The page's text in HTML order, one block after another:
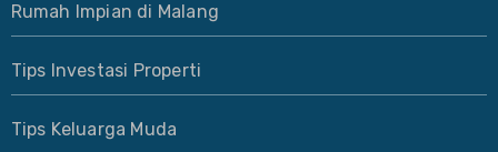
Rumah Impian di Malang
Tips Investasi Properti
Tips Keluarga Muda